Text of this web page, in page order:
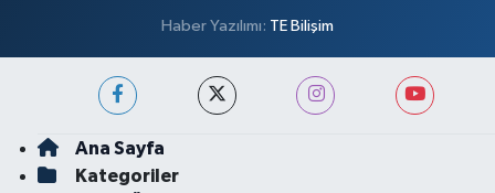
Haber Yazılımı: TE Bilişim
Ana Sayfa
Kategoriler